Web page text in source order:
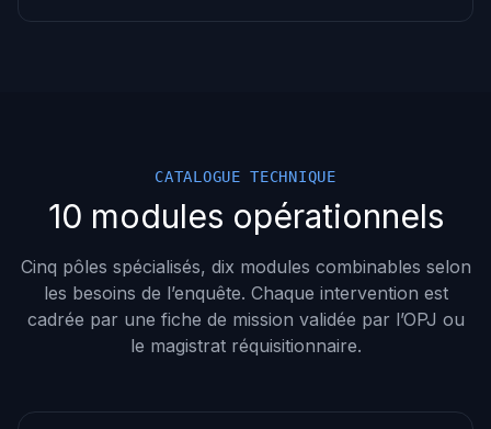
CATALOGUE TECHNIQUE
10 modules opérationnels
Cinq pôles spécialisés, dix modules combinables selon
les besoins de l’enquête. Chaque intervention est
cadrée par une fiche de mission validée par l’OPJ ou
le magistrat réquisitionnaire.